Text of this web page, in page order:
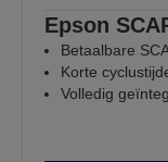
Epson
Betaalbare
Korte
Volledig